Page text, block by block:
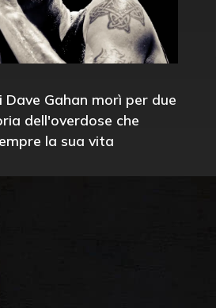
Dave Gahan morì per due
dell'overdose che
la sua vita